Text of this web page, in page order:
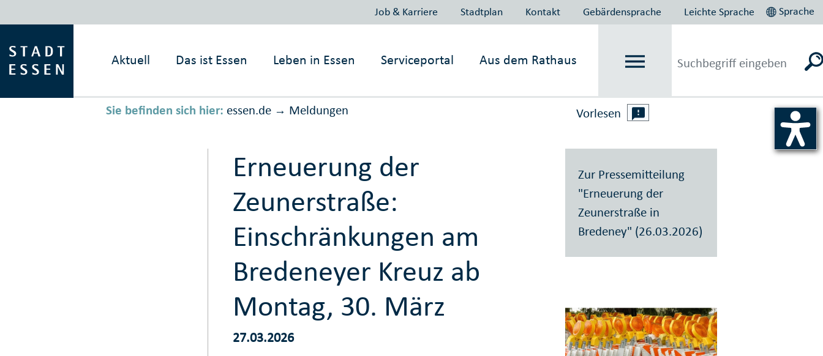
Job & Karriere Stadtplan Kontakt Gebärdensprache Leichte Sprache Sprache
Aktuell Das ist Essen Leben in Essen Serviceportal Aus dem Rathaus
Sie befinden sich hier: essen.de → Meldungen Vorlesen
Erneuerung der
Zeunerstraße:
Einschränkungen am
Bredeneyer Kreuz ab
Montag, 30. März
27.03.2026
Zur Pressemitteilung
"Erneuerung der
Zeunerstraße in
Bredeney" (26.03.2026)